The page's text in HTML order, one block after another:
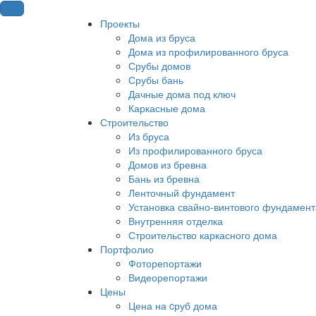
Проекты
Дома из бруса
Дома из профилированного бруса
Срубы домов
Срубы бань
Дачные дома под ключ
Каркасные дома
Строительство
Из бруса
Из профилированного бруса
Домов из бревна
Бань из бревна
Ленточный фундамент
Установка свайно-винтового
Внутренняя отделка
Строительство каркасного дома
Портфолио
Фоторепортажи
Видеорепортажи
Цены
Цена на cруб дома